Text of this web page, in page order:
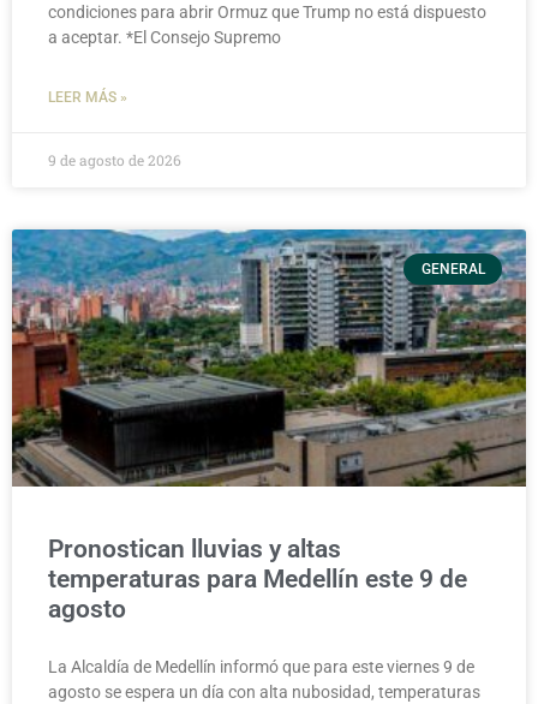
condiciones para abrir Ormuz que Trump no está dispuesto
a aceptar. *El Consejo Supremo
LEER MÁS »
9 de agosto de 2026
GENERAL
Pronostican lluvias y altas
temperaturas para Medellín este 9 de
agosto
La Alcaldía de Medellín informó que para este viernes 9 de
agosto se espera un día con alta nubosidad, temperaturas